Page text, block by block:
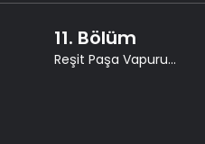
11. Bölüm
Reşit Paşa Vapuru...